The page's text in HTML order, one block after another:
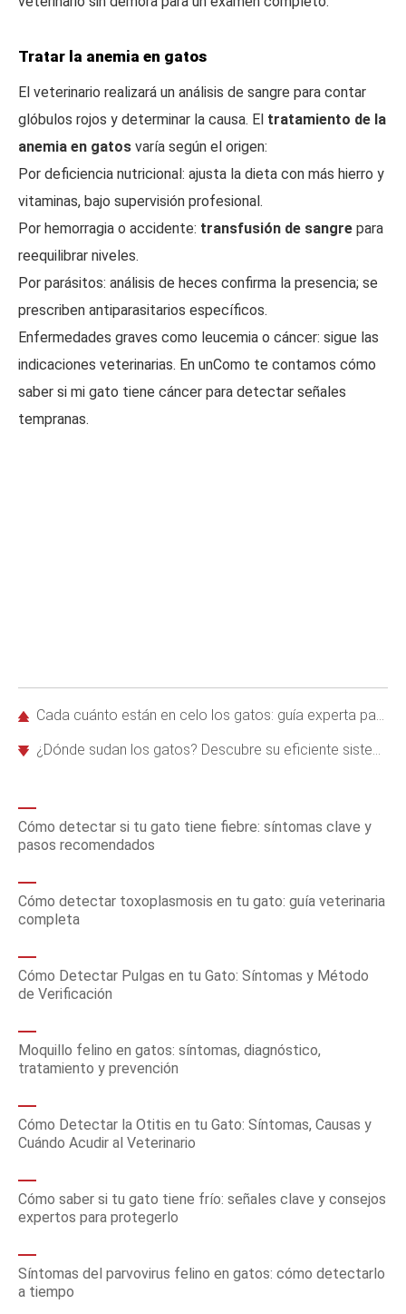
Tratar la anemia en gatos
El veterinario realizará un análisis de sangre para contar
glóbulos rojos y determinar la causa. El tratamiento de la
anemia en gatos varía según el origen:
Por deficiencia nutricional: ajusta la dieta con más hierro y
vitaminas, bajo supervisión profesional.
Por hemorragia o accidente: transfusión de sangre para
reequilibrar niveles.
Por parásitos: análisis de heces confirma la presencia; se
prescriben antiparasitarios específicos.
Enfermedades graves como leucemia o cáncer: sigue las
indicaciones veterinarias. En unComo te contamos cómo
saber si mi gato tiene cáncer para detectar señales
tempranas.
Cada cuánto están en celo los gatos: guía experta para machos y hembras
¿Dónde sudan los gatos? Descubre su eficiente sistema de refrigeración
Cómo detectar si tu gato tiene fiebre: síntomas clave y
pasos recomendados
Cómo detectar toxoplasmosis en tu gato: guía veterinaria
completa
Cómo Detectar Pulgas en tu Gato: Síntomas y Método
de Verificación
Moquillo felino en gatos: síntomas, diagnóstico,
tratamiento y prevención
Cómo Detectar la Otitis en tu Gato: Síntomas, Causas y
Cuándo Acudir al Veterinario
Cómo saber si tu gato tiene frío: señales clave y consejos
expertos para protegerlo
Síntomas del parvovirus felino en gatos: cómo detectarlo
a tiempo